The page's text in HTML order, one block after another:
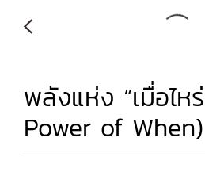
พลังแห่ง “เมื่อไห
Power of When)